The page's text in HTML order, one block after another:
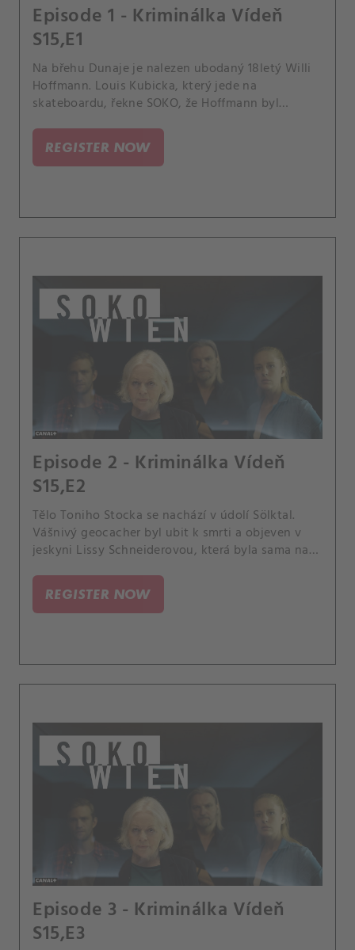
Episode 1 - Kriminálka Vídeň
S15,E1
Na břehu Dunaje je nalezen ubodaný 18letý Willi
Hoffmann. Louis Kubicka, který jede na
skateboardu, řekne SOKO, že Hoffmann byl
REGISTER NOW
Episode 2 - Kriminálka Vídeň
S15,E2
Tělo Toniho Stocka se nachází v údolí Sölktal.
Vášnivý geocacher byl ubit k smrti a objeven v
jeskyni Lissy Schneiderovou, která byla sama na
REGISTER NOW
Episode 3 - Kriminálka Vídeň
S15,E3